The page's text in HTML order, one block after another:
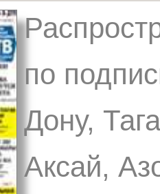
по
Дону,
Аксай,